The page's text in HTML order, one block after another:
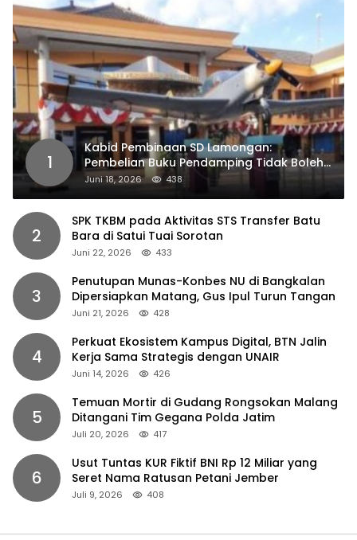
1
Kabid Pembinaan SD Lamongan:
Pembelian Buku Pendamping Tidak Boleh
Dipaksakan
Juni 18, 2026 438
2
SPK TKBM pada Aktivitas STS Transfer Batu
Bara di Satui Tuai Sorotan
Juni 22, 2026 433
3
Penutupan Munas-Konbes NU di Bangkalan
Dipersiapkan Matang, Gus Ipul Turun Tangan
Juni 21, 2026 428
4
Perkuat Ekosistem Kampus Digital, BTN Jalin
Kerja Sama Strategis dengan UNAIR
Juni 14, 2026 426
5
Temuan Mortir di Gudang Rongsokan Malang
Ditangani Tim Gegana Polda Jatim
Juli 20, 2026 417
6
Usut Tuntas KUR Fiktif BNI Rp 12 Miliar yang
Seret Nama Ratusan Petani Jember
Juli 9, 2026 408